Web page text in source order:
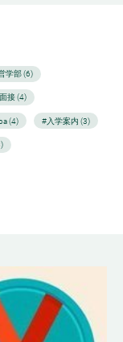
学部 (6)
接 (4)
(4) #入学案内 (3)